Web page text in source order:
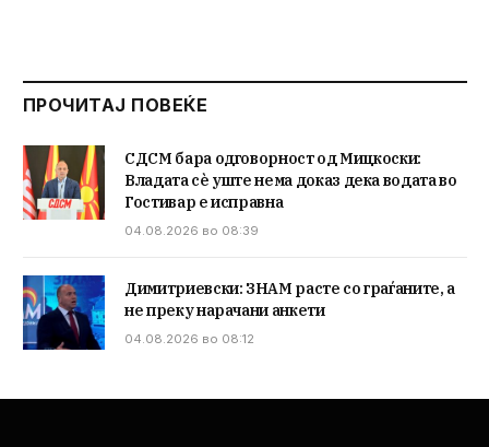
ПРОЧИТАЈ ПОВЕЌЕ
СДСМ бара одговорност од Мицкоски:
Владата сè уште нема доказ дека водата во
Гостивар е исправна
04.08.2026 во 08:39
Димитриевски: ЗНАМ расте со граѓаните, а
не преку нарачани анкети
04.08.2026 во 08:12